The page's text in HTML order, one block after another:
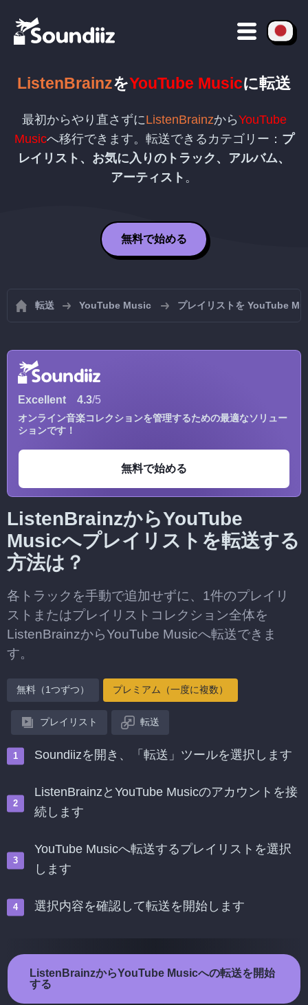
ListenBrainzをYouTube Musicに転送
最初からやり直さずにListenBrainzからYouTube
Musicへ移行できます。転送できるカテゴリー： プ
レイリスト、お気に入りのトラック、アルバム、
アーティスト 。
無料で始める
転送 YouTube Music プレイリストを YouTube
Excellent 4.3/5
オンライン音楽コレクションを管理するための最適なソリュー
ションです！
無料で始める
ListenBrainzからYouTube
Musicへプレイリストを転送する
方法は？
各トラックを手動で追加せずに、1件のプレイリ
ストまたはプレイリストコレクション全体を
ListenBrainzからYouTube Musicへ転送できま
す。
無料（1つずつ） プレミアム（一度に複数）
プレイリスト 転送
Soundiizを開き、「転送」ツールを選択します
ListenBrainzとYouTube Musicのアカウントを接
続します
YouTube Musicへ転送するプレイリストを選択
します
選択内容を確認して転送を開始します
ListenBrainzからYouTube Musicへの転送を開始
する